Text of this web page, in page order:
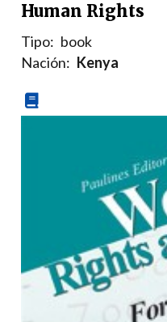
Human Rights
Tipo: book
Nación: Kenya